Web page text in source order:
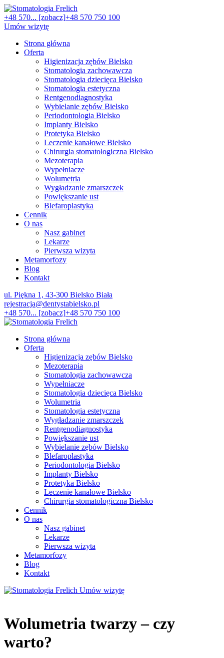
+48 570... [zobacz]+48 570 750 100
Umów wizytę
Strona główna
Oferta
Higienizacja zębów Bielsko
Mezoterapia
Stomatologia zachowawcza
Wypełniacze
Stomatologia dziecięca Bielsko
Wolumetria
Stomatologia estetyczna
Wygładzanie zmarszczek
Rentgenodiagnostyka
Powiększanie ust
Wybielanie zębów Bielsko
Blefaroplastyka
Periodontologia Bielsko
Implanty Bielsko
Protetyka Bielsko
Leczenie kanałowe Bielsko
Chirurgia stomatologiczna Bielsko
Cennik
O nas
Nasz gabinet
Lekarze
Pierwsza wizyta
Metamorfozy
Blog
Kontakt
ul. Piękna 1, 43-300 Bielsko Biała
rejestracja@dentystabielsko.pl
+48 570... [zobacz]+48 570 750 100
Strona główna
Oferta
Higienizacja zębów Bielsko
Mezoterapia
Stomatologia zachowawcza
Wypełniacze
Stomatologia dziecięca Bielsko
Wolumetria
Stomatologia estetyczna
Wygładzanie zmarszczek
Rentgenodiagnostyka
Powiększanie ust
Wybielanie zębów Bielsko
Blefaroplastyka
Periodontologia Bielsko
Implanty Bielsko
Protetyka Bielsko
Leczenie kanałowe Bielsko
Chirurgia stomatologiczna Bielsko
Cennik
O nas
Nasz gabinet
Lekarze
Pierwsza wizyta
Metamorfozy
Blog
Kontakt
Umów wizytę
Wolumetria twarzy – czy
warto?